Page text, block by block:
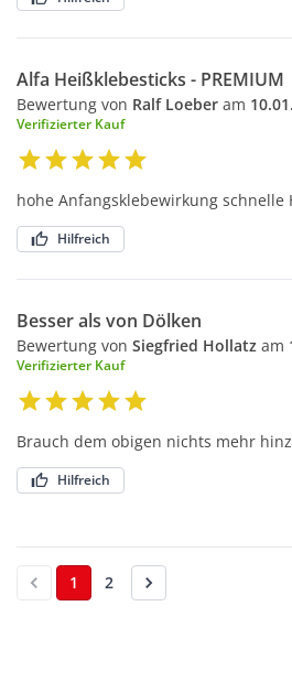
Alfa Heißklebesticks - PREMIUM
Bewertung von Ralf Loeber am
Verifizierter Kauf
hohe Anfangsklebewirkung schnelle
Hilfreich
Besser als von Dölken
Bewertung von Siegfried Hollatz am
Verifizierter Kauf
Brauch dem obigen nichts mehr
Hilfreich
1 2